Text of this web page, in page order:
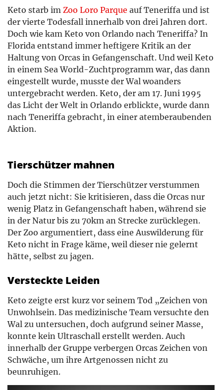
Keto starb im Zoo Loro Parque auf Teneriffa und ist
der vierte Todesfall innerhalb von drei Jahren dort.
Doch wie kam Keto von Orlando nach Teneriffa? In
Florida entstand immer heftigere Kritik an der
Haltung von Orcas in Gefangenschaft. Und weil Keto
in einem Sea World-Zuchtprogramm war, das dann
eingestellt wurde, musste der Wal woanders
untergebracht werden. Keto, der am 17. Juni 1995
das Licht der Welt in Orlando erblickte, wurde dann
nach Teneriffa gebracht, in einer atemberaubenden
Aktion.
Tierschützer mahnen
Doch die Stimmen der Tierschützer verstummen
auch jetzt nicht: Sie kritisieren, dass die Orcas nur
wenig Platz in Gefangenschaft haben, während sie
in der Natur bis zu 70km an Strecke zurücklegen.
Der Zoo argumentiert, dass eine Auswilderung für
Keto nicht in Frage käme, weil dieser nie gelernt
hätte, selbst zu jagen.
Versteckte Leiden
Keto zeigte erst kurz vor seinem Tod „Zeichen von
Unwohlsein. Das medizinische Team versuchte den
Wal zu untersuchen, doch aufgrund seiner Masse,
konnte kein Ultraschall erstellt werden. Auch
innerhalb der Gruppe verbergen Orcas Zeichen von
Schwäche, um ihre Artgenossen nicht zu
beunruhigen.